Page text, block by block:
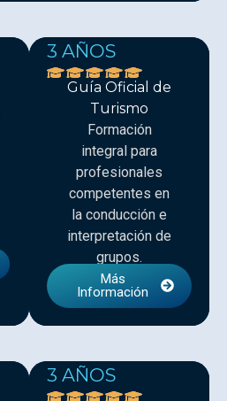
3 AÑOS
Guía Oficial de
Turismo
Formación
integral para
profesionales
competentes en
la conducción e
interpretación de
grupos.
Más
Información
3 AÑOS